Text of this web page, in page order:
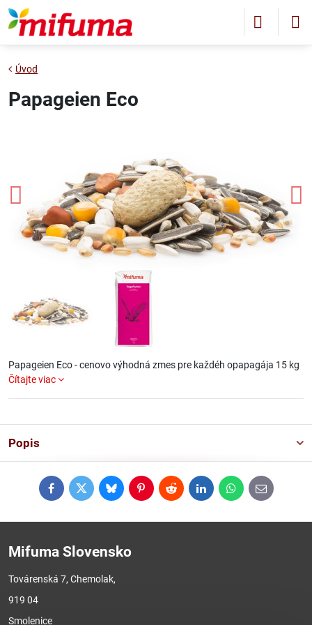
Úvod
Papageien Eco
Papageien Eco - cenovo výhodná zmes pre každéh opapagája 15 kg
Čítajte viac
Popis
FacebookTwitterBlueskyPinterestRedditLinkedInWhatsApp
E-
mail
Mifuma Slovensko
Továrenská 7, Chemolak,
919 04
Smolenice